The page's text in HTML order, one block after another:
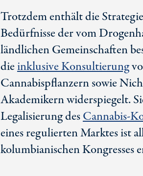
Trotzdem enthält die
Bedürfnisse der vom
ländlichen Gemeinschaften
dieinklusive Konsultierung
Cannabispflanzern sowie
Akademikern widerspiegelt.
Legalisierung desCannabis-
eines regulierten Marktes ist
kolumbianischen Kongresses